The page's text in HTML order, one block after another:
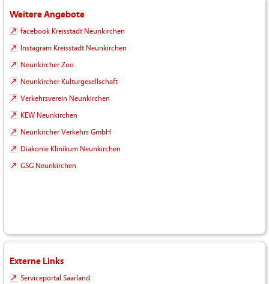
Weitere Angebote
facebook Kreisstadt Neunkirchen
Instagram Kreisstadt Neunkirchen
Neunkircher Zoo
Neunkircher Kulturgesellschaft
Verkehrsverein Neunkirchen
KEW Neunkirchen
Neunkircher Verkehrs GmbH
Diakonie Klinikum Neunkirchen
GSG Neunkirchen
Externe Links
Serviceportal Saarland